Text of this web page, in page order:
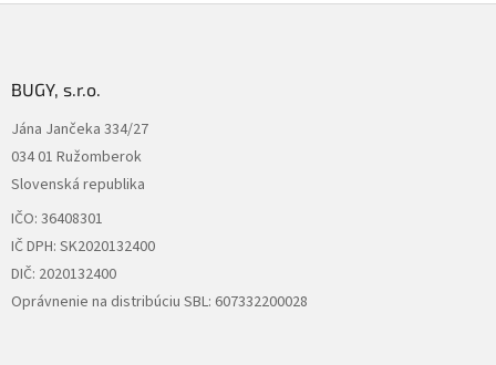
BUGY, s.r.o.
Jána Jančeka 334/27
034 01 Ružomberok
Slovenská republika
IČO: 36408301
IČ DPH: SK2020132400
DIČ: 2020132400
Oprávnenie na distribúciu SBL: 607332200028